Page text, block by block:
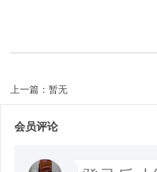
上一篇：暂无
会员评论